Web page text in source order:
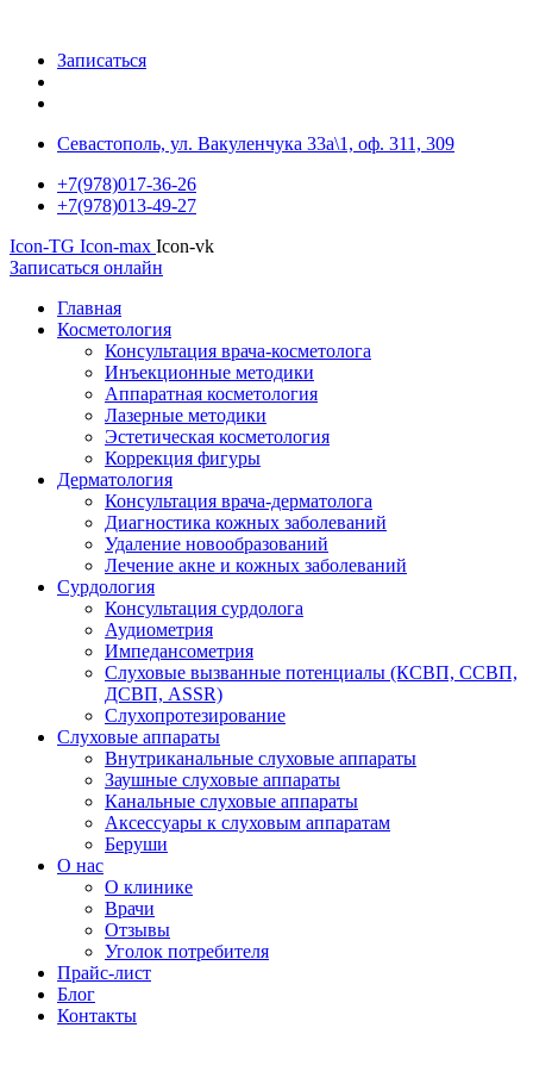
Записаться
Севастополь, ул. Вакуленчука 33а\1, оф. 311, 309
+7(978)017-36-26
+7(978)013-49-27
Icon-TG Icon-max Icon-vk
Записаться онлайн
Главная
Косметология
Консультация врача-косметолога
Инъекционные методики
Аппаратная косметология
Лазерные методики
Эстетическая косметология
Коррекция фигуры
Дерматология
Консультация врача-дерматолога
Диагностика кожных заболеваний
Удаление новообразований
Лечение акне и кожных заболеваний
Сурдология
Консультация сурдолога
Аудиометрия
Импедансометрия
Слуховые вызванные потенциалы (КСВП, ССВП,
ДСВП, ASSR)
Слухопротезирование
Слуховые аппараты
Внутриканальные слуховые аппараты
Заушные слуховые аппараты
Канальные слуховые аппараты
Аксессуары к слуховым аппаратам
Беруши
О нас
О клинике
Врачи
Отзывы
Уголок потребителя
Прайс-лист
Блог
Контакты